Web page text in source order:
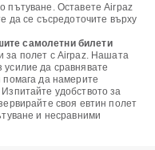
пътуване. Оставете Airpaz
да се съсредоточите върху
самолетни билети
за полет с Airpaz. Нашата
да сравнявате
помага да намерите
удобството за
своя евтин полет
и несравними